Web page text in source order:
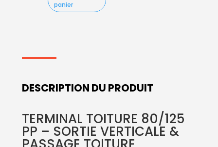
panier
DESCRIPTION DU PRODUIT
TERMINAL TOITURE 80/125
PP – SORTIE VERTICALE &